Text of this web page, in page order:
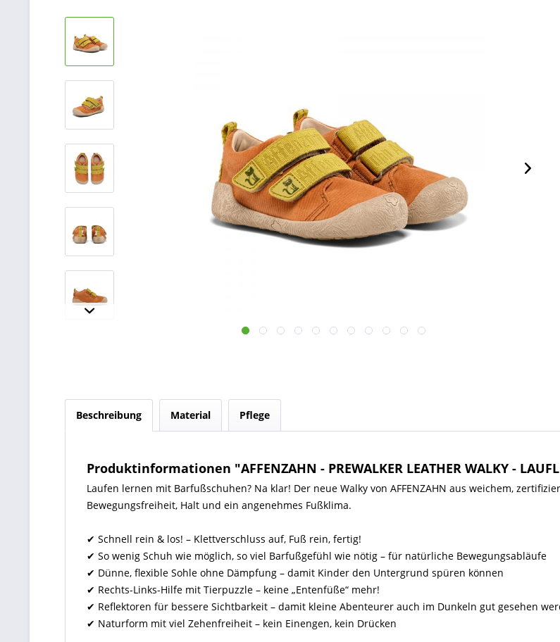
Beschreibung Material Pflege
Produktinformationen "AFFENZAHN - PREWALKER LEATHER WALKY -
Laufen lernen mit Barfußschuhen? Na klar! Der neue Walky von AFFENZAHN aus weichem,
Bewegungsfreiheit, Halt und ein angenehmes Fußklima.
✔ Schnell rein & los! – Klettverschluss auf, Fuß rein, fertig!
✔ So wenig Schuh wie möglich, so viel Barfußgefühl wie nötig – für natürliche Bewegungsabläufe
✔ Dünne, flexible Sohle ohne Dämpfung – damit Kinder den Untergrund spüren können
✔ Rechts-Links-Hilfe mit Tierpuzzle – keine „Entenfüße“ mehr!
✔ Reflektoren für bessere Sichtbarkeit – damit kleine Abenteurer auch im Dunkeln gut gesehen
✔ Naturform mit viel Zehenfreiheit – kein Einengen, kein Drücken